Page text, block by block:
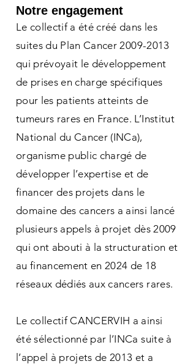
Notre engagement
Le collectif a été créé dans les
suites du Plan Cancer2009-2013
qui prévoyait le développement
de prises en charge spécifiques
pour les patients atteints de
tumeurs rares en France. L’Institut
National du Cancer (INCa),
organisme public chargé de
développer l’expertise et de
financer des projets dans le
domaine des cancers a ainsi lancé
plusieurs appels à projet dès 2009
qui ont abouti à la structuration et
au financement en 2024 de 18
réseaux dédiés aux cancers rares.
Le collectif CANCERVIH a ainsi
été sélectionné par l’INCa suite à
l’appel à projets de 2013 et a